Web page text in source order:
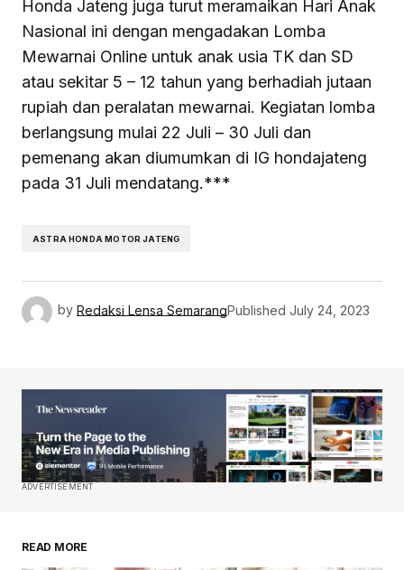
Honda Jateng juga turut meramaikan Hari Anak
Nasional ini dengan mengadakan Lomba
Mewarnai Online untuk anak usia TK dan SD
atau sekitar 5 – 12 tahun yang berhadiah jutaan
rupiah dan peralatan mewarnai. Kegiatan lomba
berlangsung mulai 22 Juli – 30 Juli dan
pemenang akan diumumkan di IG hondajateng
pada 31 Juli mendatang.***
ASTRA HONDA MOTOR JATENG
by Redaksi Lensa SemarangPublished July 24, 2023
ADVERTISEMENT
READ MORE